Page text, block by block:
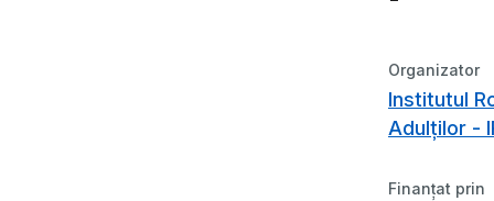
Organizator
Institutul
Adulților -
Finanțat prin